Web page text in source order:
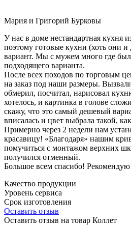
Мария и Григорий Бурковы
У нас в доме нестандартная кухня
поэтому готовые кухни (хоть они
вариант. Мы с мужем много где
подходящего варианта.
После всех походов по торговым
на заказ под наши размеры.
обмерил, посчитал, нарисовал
хотелось, и картинка в голове
скажу, что это самый дешевый
вписалась и цвет выбрала такой,
Примерно через 2 недели нам
красавицу! «Благодаря» нашим
помучиться с монтажом верхних
получился отменный.
Большое всем спасибо!
Качество продукции
Уровень сервиса
Срок изготовления
Оставить отзыв
Оставить отзыв на товар Коллет